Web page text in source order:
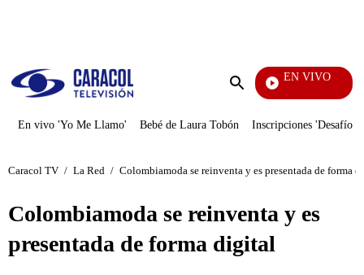
Enviar
EN VIVO
Vecinos
En vivo 'Yo Me Llamo' Bebé de Laura Tobón Inscripciones 'Desafío'
Caracol TV / La Red / Colombiamoda se reinventa y es presentada de forma
Colombiamoda se reinventa y es
presentada de forma digital